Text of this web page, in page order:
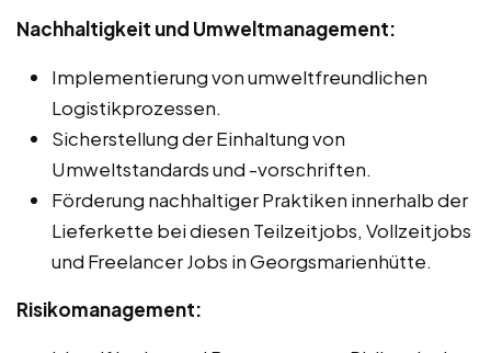
Nachhaltigkeit und Umweltmanagement:
Implementierung von umweltfreundlichen
Logistikprozessen.
Sicherstellung der Einhaltung von
Umweltstandards und -vorschriften.
Förderung nachhaltiger Praktiken innerhalb der
Lieferkette bei diesen Teilzeitjobs, Vollzeitjobs
und Freelancer Jobs in Georgsmarienhütte.
Risikomanagement: